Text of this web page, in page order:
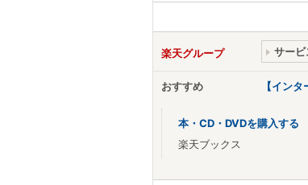
楽天グループ サー
おすすめ 【イン
本・CD・DVDを購入する
楽天ブックス